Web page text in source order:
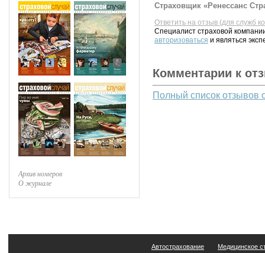
Архив номеров
О журнале
Страховщик «Ренессанс
Ответить на отзыв (для служб
Специалист страховой
авторизоваться и являться
Комментарии к
Полный список отзывов
Автострахование Медицинское